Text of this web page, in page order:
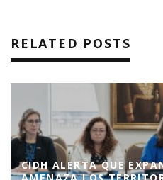
RELATED POSTS
CIDH ALERTA QUE